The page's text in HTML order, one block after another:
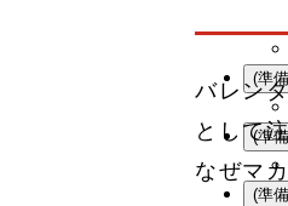
(準
(準
(準
バレン
として
なぜマ